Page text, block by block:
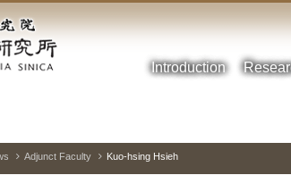
Introduction
Adjunct Faculty Kuo-hsing Hsieh